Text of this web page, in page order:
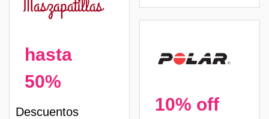
hasta
50%
Descuentos
10% off